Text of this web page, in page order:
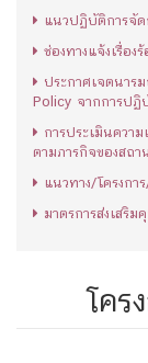
แนวปฏิบัติการจัด
ช่องทางแจ้งเรื่อ
ประกาศเจตนาร
Policy จากการป
การประเมินควา
ตามภารกิจของสถ
แนวทาง/โครงก
มาตรการส่งเสริ
โคร